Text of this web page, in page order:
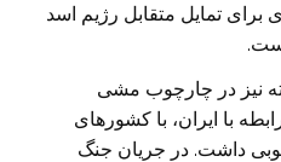
تمایل متقابل رژیم اسد
نیز در چارچوب مشی
با ایران، با کشورهای
داشت. در جریان جنگ